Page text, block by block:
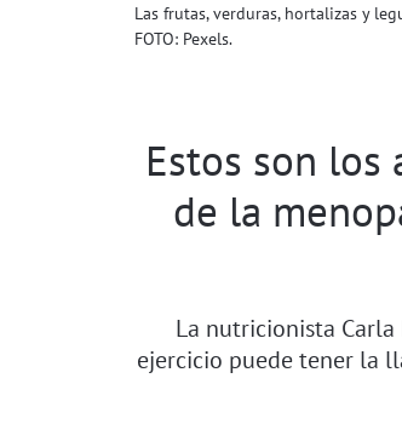
Las frutas, verduras, hortalizas y
FOTO: Pexels.
Estos son
de la
La nutricionista
ejercicio puede tener la